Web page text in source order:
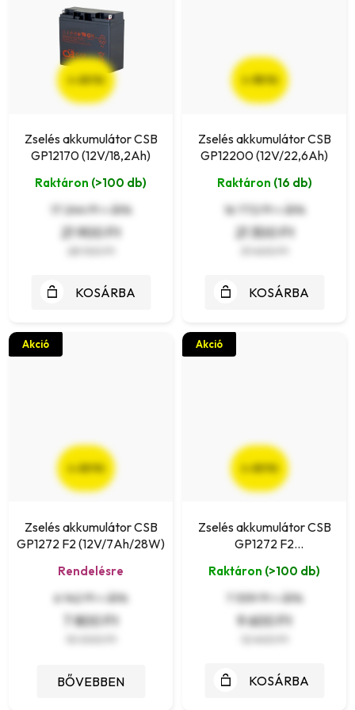
Zselés akkumulátor CSB
GP12170 (12V/18,2Ah)
Raktáron (>100 db)
17 244 Ft + ÁFA
21 900 Ft
(–22 %)
KOSÁRBA
Zselés akkumulátor CSB
GP12200 (12V/22,6Ah)
Raktáron (16 db)
16 772 Ft + ÁFA
21 300 Ft
(–32 %)
KOSÁRBA
Akció
Zselés akkumulátor CSB
GP1272 F2 (12V/7Ah/28W)
Rendelésre
6 142 Ft + ÁFA
7 800 Ft
(–22 %)
BŐVEBBEN
Akció
Zselés akkumulátor CSB
GP1272 F2
Raktáron (>100 db)
7 559 Ft + ÁFA
9 600 Ft
(–22 %)
KOSÁRBA